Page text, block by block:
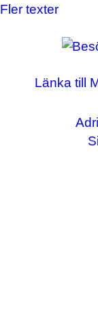
Fler texter
Länka till
Copyright © 2003-2026